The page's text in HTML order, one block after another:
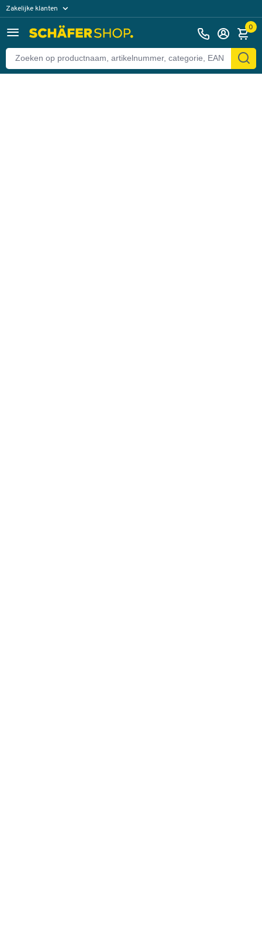
Zakelijke klanten
Particuliere klanten 0
Terug